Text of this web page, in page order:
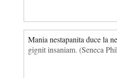
Mania nestapanita duce la
gignit insaniam. (Seneca